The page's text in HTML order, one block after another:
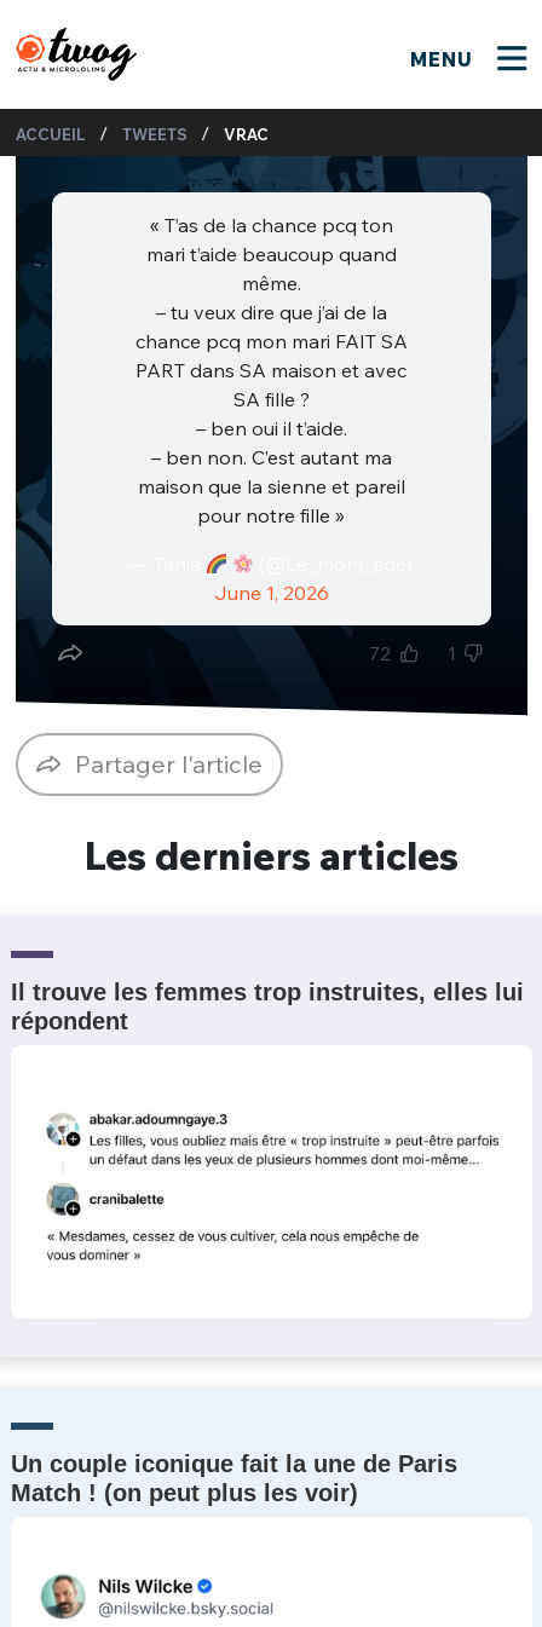
MENU
ACCUEIL / TWEETS / VRAC
« T’as de la chance pcq ton
mari t’aide beaucoup quand
même.
– tu veux dire que j’ai de la
chance pcq mon mari FAIT SA
PART dans SA maison et avec
SA fille ?
– ben oui il t’aide.
– ben non. C’est autant ma
maison que la sienne et pareil
pour notre fille »
June 1, 2026
72 1
Partager l'article
Les derniers articles
Il trouve les femmes trop instruites, elles lui
répondent
Un couple iconique fait la une de Paris
Match ! (on peut plus les voir)
Bienvenue !
JE M'INSCRIS
JE M'INSCRIS
Connexion
Mot de passe perdu ?
FERMER
VOTRE PARTICIPATION
Que souhaitez-vous proposer ?
Quelques tweets
C'EST PARTI
Ma propre sélection
M'INSCRIRE
ME CONNECTER
Un Thread